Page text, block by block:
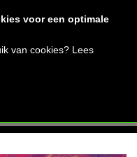
voor een optimale
van cookies? Lees